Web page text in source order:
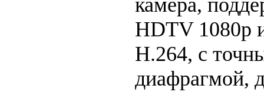
HDTV 1080p
H.264, с
диафрагмой,